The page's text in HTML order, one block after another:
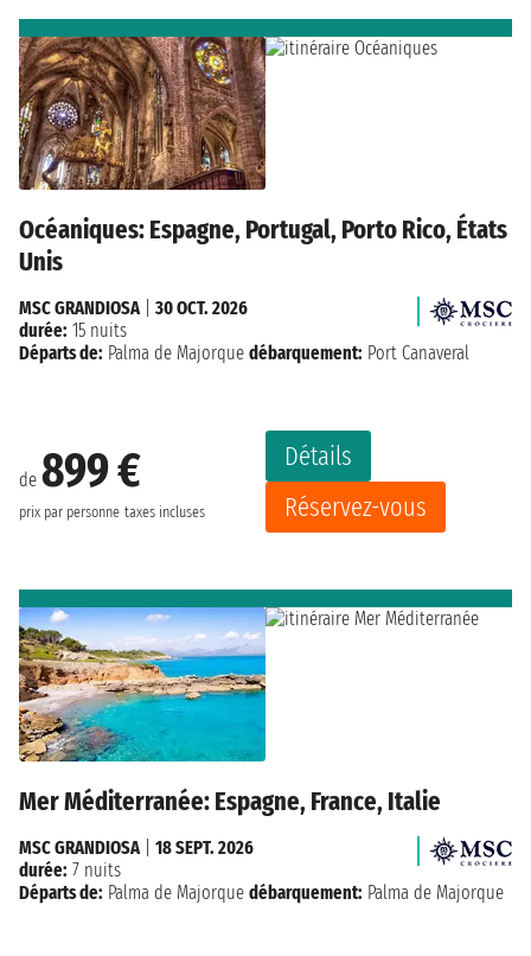
Océaniques: Espagne, Portugal, Porto Rico, États
Unis
de 899 €
prix par personne taxes incluses
Détails
Réservez-vous
MSC GRANDIOSA| 30 OCT. 2026
durée: 15 nuits
Départs de: Palma de Majorque débarquement: Port Canaveral
Mer Méditerranée: Espagne, France, Italie
MSC GRANDIOSA| 18 SEPT. 2026
durée: 7 nuits
Départs de: Palma de Majorque débarquement: Palma de Majorque